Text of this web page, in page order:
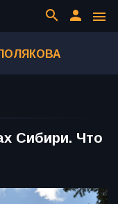
menu
person
search
Сибири. Что